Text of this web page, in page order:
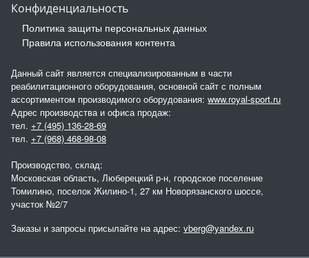
Конфиденциальность
Политика защиты персональных данных
Правила использования контента
Данный сайт является специализированным в части
реабилитационного оборудования, основной сайт с полным
ассортиментом производимого оборудования: www.royal-sport.ru
Адрес производства и офиса продаж:
тел. +7 (495) 136-28-69
тел. +7 (968) 468-98-08
Производство, склад:
Московская область, Люберецкий р-н, городское поселение
Томилино, поселок Жилино-1, 27 км Новорязанского шоссе,
участок №2/7
Заказы и запросы присылайте на адрес: vberg@yandex.ru